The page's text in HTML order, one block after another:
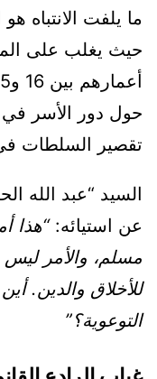
ما يلفت الانتباه
حيث يغلب على
حول دور الأسر في
تقصير السلطات
السيد “عبد الله
عن استيائه:“هذا
مسلم، والأمر ليس
للأخلاق والدين.
التوعوية؟”